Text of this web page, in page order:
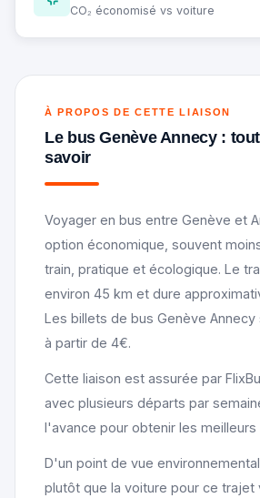
CO₂ économisé vs voiture
À PROPOS DE CETTE LIAISON
Le bus Genève Annecy :
savoir
Voyager en bus entre Genève et
option économique, souvent
train, pratique et écologique. Le
environ 45 km et dure
Les billets de bus Genève
à partir de 4€.
Cette liaison est assurée par
avec plusieurs départs par
l'avance pour obtenir les meilleurs
D'un point de vue
plutôt que la voiture pour ce trajet